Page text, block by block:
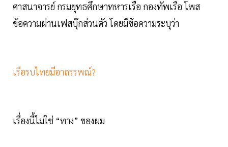
ศาสนาจารย์ กรมยุทธศึกษาทหารเรือ กองทัพเรือ โพส
ข้อความผ่านเฟสบุ๊กส่วนตัว โดยมีข้อความระบุว่า
เรือรบไทยมีอาถรรพณ์?
เรื่องนี้ไม่ใช่ “ทาง” ของผม